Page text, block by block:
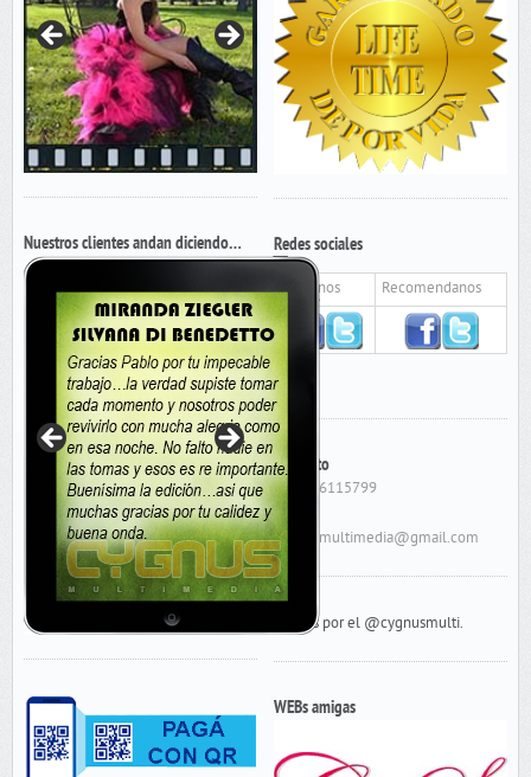
Nuestros clientes andan diciendo… Redes sociales
Seguinos Recomendanos
Contacto
Cel: 156115799
cygnusmultimedia@gmail.com
Tweets por el @cygnusmulti.
WEBs amigas